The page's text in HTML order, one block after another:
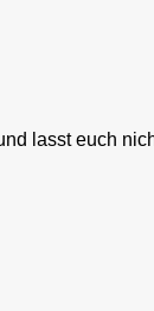
lasst euch